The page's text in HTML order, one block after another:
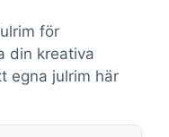
för
din kreativa
egna julrim här